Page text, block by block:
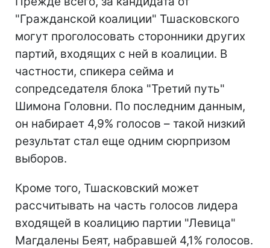
"Гражданской коалиции" Тшасковского
могут проголосовать сторонники других
партий, входящих с ней в коалиции. В
частности, спикера сейма и
сопредседателя блока "Третий путь"
Шимона Головни. По последним данным,
он набирает 4,9% голосов – такой низкий
результат стал еще одним сюрпризом
выборов.
Кроме того, Тшасковский может
рассчитывать на часть голосов лидера
входящей в коалицию партии "Левица"
Магдалены Беят, набравшей 4,1% голосов.